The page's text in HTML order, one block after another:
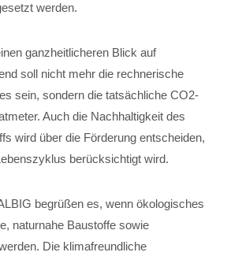
werden.
ganzheitlicheren Blick auf
soll nicht mehr die rechnerische
sein, sondern die tatsächliche CO2-
Auch die Nachhaltigkeit des
wird über die Förderung entscheiden,
berücksichtigt wird.
begrüßen es, wenn ökologisches
naturnahe Baustoffe sowie
Die klimafreundliche